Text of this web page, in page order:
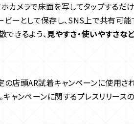
カメラで床面を写してタップするだ
ビーとして保存し、SNS上で共有可能
きるよう、見やすさ・使いやすさな
の店頭AR試着キャンペーンに使用さ
ャンペーンに関するプレスリリース